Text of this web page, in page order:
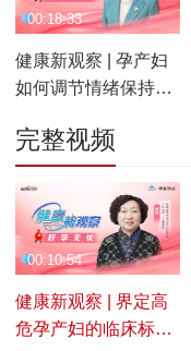
健康新观察 | 孕产妇
如何调节情绪保持心
查时机和宜忌
00:18:33
完整视频
健康新观察 | 界定高
危孕产妇的临床标准
00:10:54